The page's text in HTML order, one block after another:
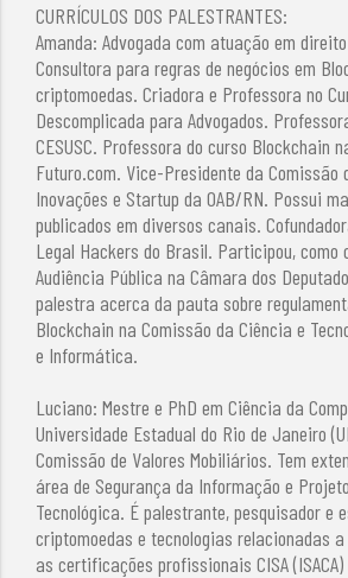
CURRÍCULOS DOS PALESTRANTES:
Amanda: Advogada com atuação em
Consultora para regras de negócios em
criptomoedas. Criadora e Professora no
Descomplicada para Advogados.
CESUSC. Professora do curso Blockchain
Futuro.com. Vice-Presidente da Comissão
Inovações e Startup da OAB/RN. Possui
publicados em diversos canais.
Legal Hackers do Brasil. Participou, como
Audiência Pública na Câmara dos
palestra acerca da pauta sobre
Blockchain na Comissão da Ciência e
e Informática.
Luciano: Mestre e PhD em Ciência da
Universidade Estadual do Rio de Janeiro
Comissão de Valores Mobiliários. Tem
área de Segurança da Informação e
Tecnológica. É palestrante, pesquisador e
criptomoedas e tecnologias relacionadas
as certificações profissionais CISA (ISACA)